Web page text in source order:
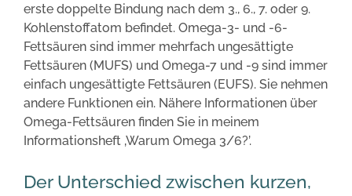
erste doppelte Bindung nach dem 3., 6., 7. oder 9.
Kohlenstoffatom befindet. Omega-3- und -6-
Fettsäuren sind immer mehrfach ungesättigte
Fettsäuren (MUFS) und Omega-7 und -9 sind immer
einfach ungesättigte Fettsäuren (EUFS). Sie nehmen
andere Funktionen ein. Nähere Informationen über
Omega-Fettsäuren finden Sie in meinem
Informationsheft ‚Warum Omega 3/6?’.
Der Unterschied zwischen kurzen,